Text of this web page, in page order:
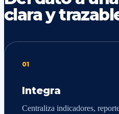
clara y
01
Integra
Centraliza indicadores,